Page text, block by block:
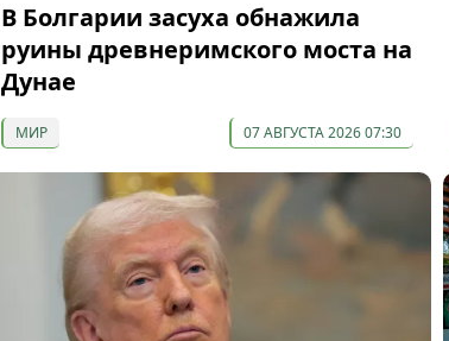
В Болгарии засуха обнажила
руины древнеримского моста на
Дунае
МИР 07 АВГУСТА 2026 07:30